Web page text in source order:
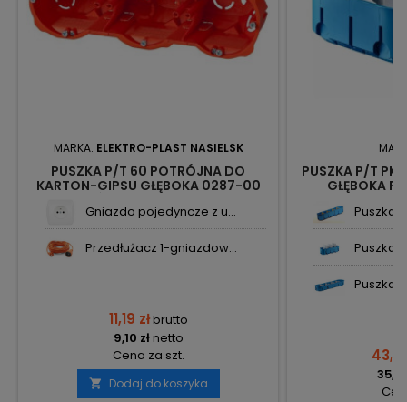
MARKA: ELEKTRO-PLAST NASIELSK
PUSZKA P/T 60 POTRÓJNA DO
KARTON-GIPSU GŁĘBOKA 0287-00
Gniazdo pojedyncze z u...
Przedłużacz 1-gniazdow...
11,19 złbrutto
9,10 złnetto
Cena za szt.
 Dodaj do koszyka
PUSZKA P/T
GŁĘBOKA
Puszka
Puszka
Puszka